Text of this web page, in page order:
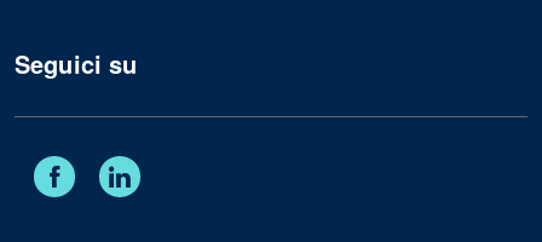
Seguici su
Facebook